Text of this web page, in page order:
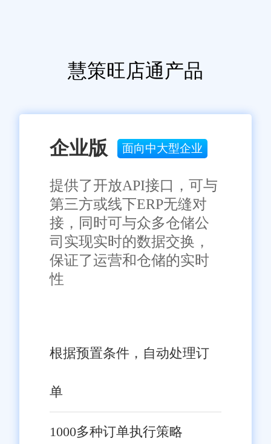
的业绩。
免责声明：本网站尽可能确保发布信息的准确性与可靠性，但不能
嫌侵犯知识产权时，请及时与我们联系，并提供身份证明、权属证
明及详细不实或侵权情况证明，我们将尽快处理。
慧策旺店通产品
企业版 面向中大型企业
提供了开放API接口，可与
第三方或线下ERP无缝对
接，同时可与众多仓储公
司实现实时的数据交换，
保证了运营和仓储的实时
性
根据预置条件，自动处理订
单
1000多种订单执行策略